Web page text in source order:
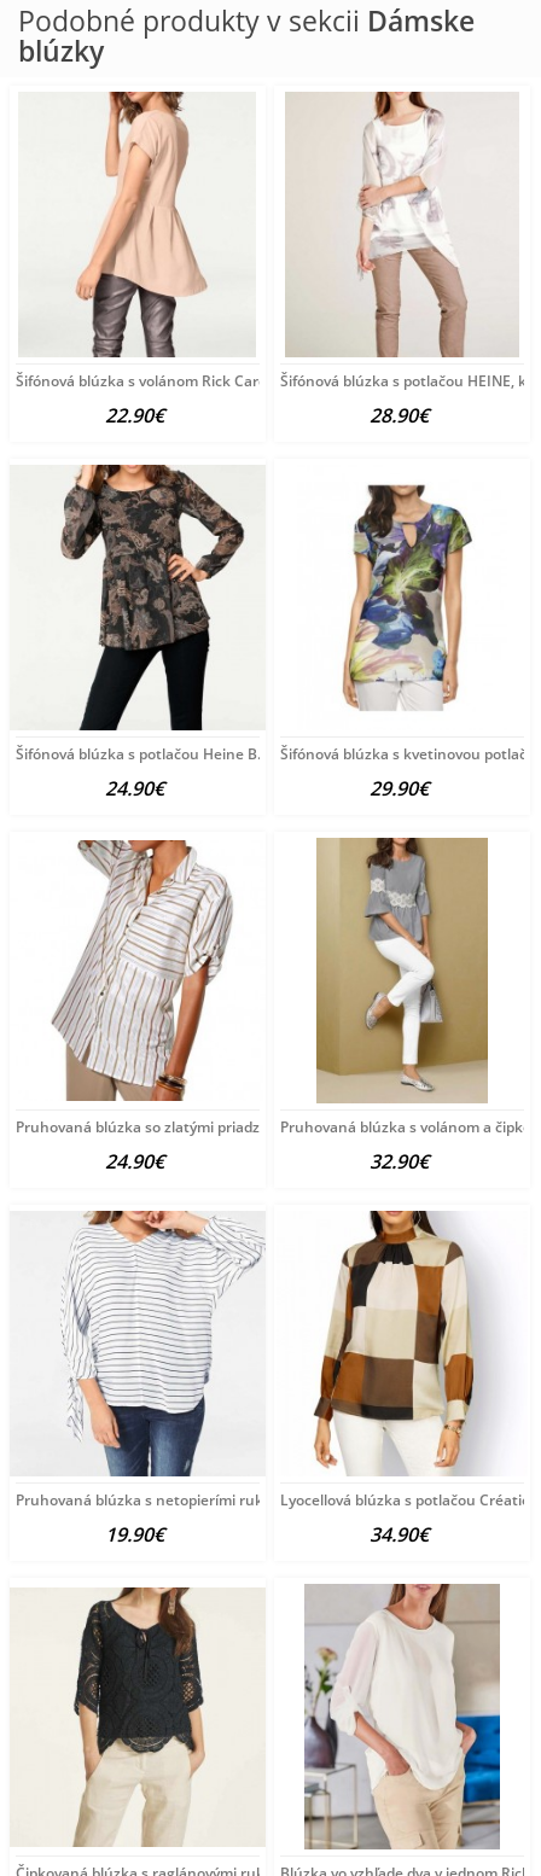
Podobné produkty v sekcii Dámske
blúzky
Šifónová blúzka s volánom Rick Cardona, púdrová
22.90€
Šifónová blúzka s potlačou HEINE,
28.90€
Šifónová blúzka s potlačou Heine B.C., čierno-farebná
24.90€
Šifónová blúzka s kvetinovou
29.90€
Pruhovaná blúzka so zlatými priadzami Création
24.90€
Pruhovaná blúzka s volánom a
32.90€
Pruhovaná blúzka s netopierími rukávmi Heine B.C.,
19.90€
Lyocellová blúzka s potlačou
34.90€